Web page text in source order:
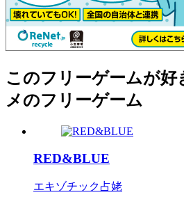
このフリーゲームが好
メのフリーゲーム
RED&BLUE
エキゾチック占姥